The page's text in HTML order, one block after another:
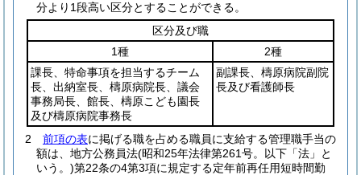
分より1段高い区分とすることができる。
区分及び職
1種
2種
課長、特命事項を担当するチーム
長、出納室長、檮原病院長、議会
事務局長、館長、檮原こども園長
及び檮原病院事務長
副課長、檮原病院副院
長及び看護師長
2 前項の表に掲げる職を占める職員に支給する管理職手当の
額は、地方公務員法(昭和25年法律第261号。以下「法」と
いう。)第22条の4第3項に規定する定年前再任用短時間勤